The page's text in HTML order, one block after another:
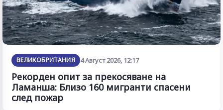
ВЕЛИКОБРИТАНИЯ 4 Август 2026, 12:17
Рекорден опит за прекосяване на
Ламанша: Близо 160 мигранти спасени
след пожар